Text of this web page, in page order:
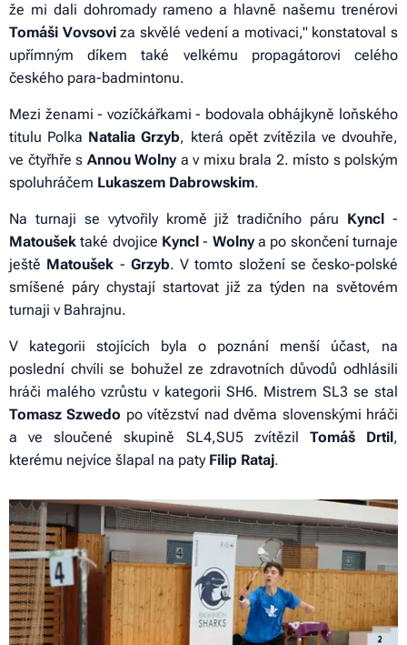
že mi dali dohromady rameno a hlavně našemu trenérovi
Tomáši Vovsoviza skvělé vedení a motivaci," konstatoval s
upřímným díkem také velkému propagátorovi celého
českého para-badmintonu.
Mezi ženami - vozíčkářkami - bodovala obhájkyně loňského
titulu Polka Natalia Grzyb, která opět zvítězila ve dvouhře,
ve čtyřhře s Annou Wolny a v mixu brala 2. místo s polským
spoluhráčem Lukaszem Dabrowskim.
Na turnaji se vytvořily kromě již tradičního páru Kyncl -
Matoušek také dvojice Kyncl - Wolnya po skončení turnaje
ještě Matoušek - Grzyb. V tomto složení se česko-polské
smíšené páry chystají startovat již za týden na světovém
turnaji v Bahrajnu.
V kategorii stojících byla o poznání menší účast, na
poslední chvíli se bohužel ze zdravotních důvodů odhlásili
hráči malého vzrůstu v kategorii SH6. Mistrem SL3 se stal
Tomasz Szwedo po vítězství nad dvěma slovenskými hráči
a ve sloučené skupině SL4,SU5 zvítězil Tomáš Drtil,
kterému nejvíce šlapal na paty Filip Rataj.